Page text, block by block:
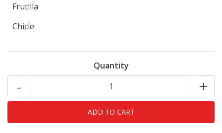
Frutilla
Chicle
Quantity
- +